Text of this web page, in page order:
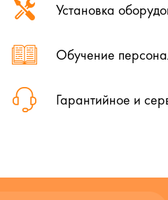
Установка
Обучение
Гарантийное и